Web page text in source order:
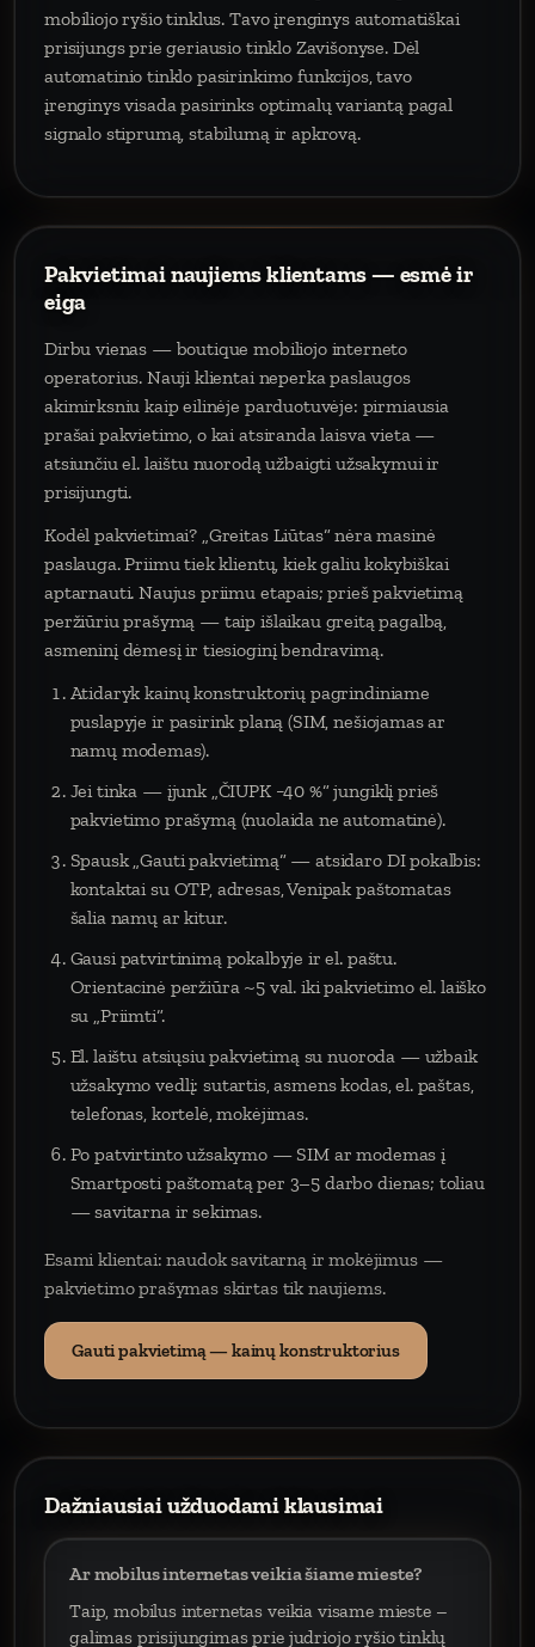
mobiliojo ryšio tinklus. Tavo įrenginys automatiškai
prisijungs prie geriausio tinklo Zavišonyse. Dėl
automatinio tinklo pasirinkimo funkcijos, tavo
įrenginys visada pasirinks optimalų variantą pagal
signalo stiprumą, stabilumą ir apkrovą.
Pakvietimai naujiems klientams — esmė ir
eiga
Dirbu vienas — boutique mobiliojo interneto
operatorius. Nauji klientai neperka paslaugos
akimirksniu kaip eilinėje parduotuvėje: pirmiausia
prašai pakvietimo, o kai atsiranda laisva vieta —
atsiunčiu el. laištu nuorodą užbaigti užsakymui ir
prisijungti.
Kodėl pakvietimai? „Greitas Liūtas“ nėra masinė
paslauga. Priimu tiek klientų, kiek galiu kokybiškai
aptarnauti. Naujus priimu etapais; prieš pakvietimą
peržiūriu prašymą — taip išlaikau greitą pagalbą,
asmeninį dėmesį ir tiesioginį bendravimą.
Atidaryk kainų konstruktorių pagrindiniame
puslapyje ir pasirink planą (SIM, nešiojamas ar
namų modemas).
Jei tinka — įjunk „ČIUPK −40 %“ jungiklį prieš
pakvietimo prašymą (nuolaida ne automatinė).
Spausk „Gauti pakvietimą“ — atsidaro DI pokalbis:
kontaktai su OTP, adresas, Venipak paštomatas
šalia namų ar kitur.
Gausi patvirtinimą pokalbyje ir el. paštu.
Orientacinė peržiūra ~5 val. iki pakvietimo el. laiško
su „Priimti“.
El. laištu atsiųsiu pakvietimą su nuoroda — užbaik
užsakymo vedlį: sutartis, asmens kodas, el. paštas,
telefonas, kortelė, mokėjimas.
Po patvirtinto užsakymo — SIM ar modemas į
Smartposti paštomatą per 3–5 darbo dienas; toliau
— savitarna ir sekimas.
Esami klientai: naudok savitarną ir mokėjimus —
pakvietimo prašymas skirtas tik naujiems.
Gauti pakvietimą — kainų konstruktorius
Dažniausiai užduodami klausimai
Ar mobilus internetas veikia šiame mieste?
Taip, mobilus internetas veikia visame mieste –
galimas prisijungimas prie judriojo ryšio tinklų